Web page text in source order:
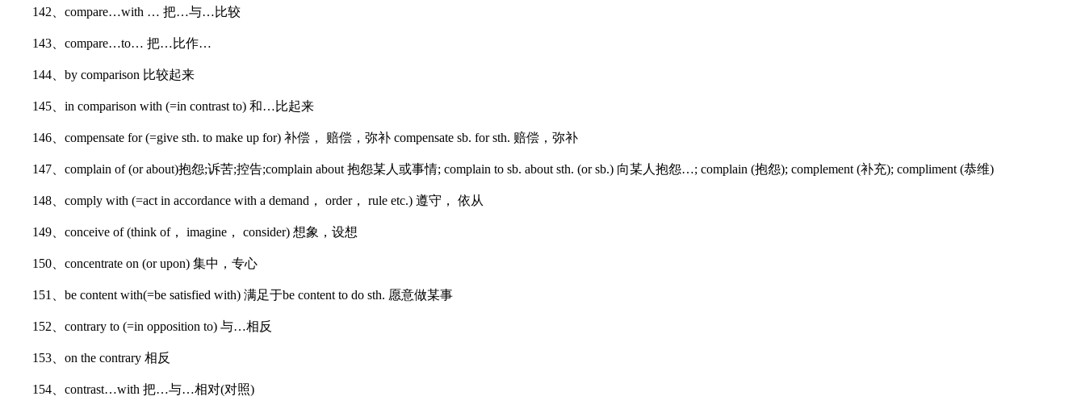
142、compare…with … 把…与…比较
143、compare…to… 把…比作…
144、by comparison 比较起来
145、in comparison with (=in contrast to) 和…比起来
146、compensate for (=give sth. to make up for) 补偿， 赔偿，弥补 compensate sb. for sth. 赔偿，弥补
147、complain of (or about)抱怨;诉苦;控告;complain about 抱怨某人或事情; complain to sb. about sth. (or sb.) 向某人抱怨…; complain (抱怨); complement (补充); compliment (恭维)
148、comply with (=act in accordance with a demand， order， rule etc.) 遵守， 依从
149、conceive of (think of， imagine， consider) 想象，设想
150、concentrate on (or upon) 集中，专心
151、be content with(=be satisfied with) 满足于be content to do sth. 愿意做某事
152、contrary to (=in opposition to) 与…相反
153、on the contrary 相反
154、contrast…with 把…与…相对(对照)